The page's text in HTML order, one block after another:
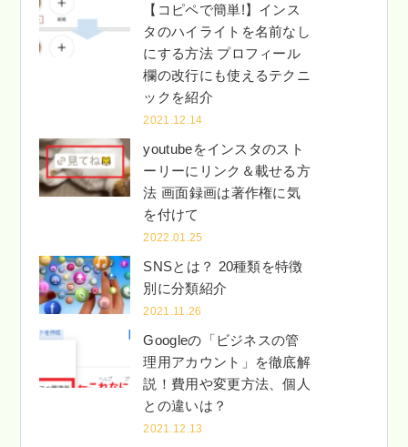
【コピペで簡単!】インス
タのハイライトを名前なし
にする方法 プロフィール
欄の改行にも使えるテクニ
ックを紹介
2021.12.14
youtubeをインスタのスト
ーリーにリンク＆載せる方
法 画面録画は著作権に気
を付けて
2022.01.25
SNSとは？ 20種類を特徴
別に分類紹介
2021.11.26
Googleの「ビジネスの管
理用アカウント」を徹底解
説！費用や変更方法、個人
との違いは？
2021.12.13